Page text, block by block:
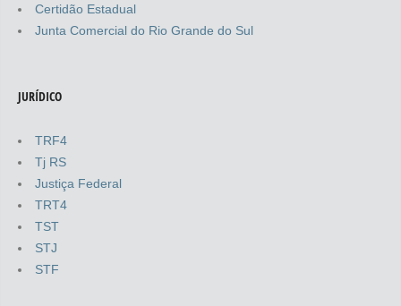
Certidão Estadual
Junta Comercial do Rio Grande do Sul
JURÍDICO
TRF4
Tj RS
Justiça Federal
TRT4
TST
STJ
STF